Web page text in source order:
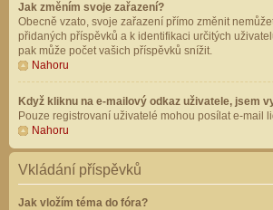
Jak změním svoje zařazení?
Obecně vzato, svoje zařazení přímo změnit
přidaných příspěvků a k identifikaci určitých
pak může počet vašich příspěvků snížit.
Nahoru
Když kliknu na e-mailový odkaz uživatele, jsem
Pouze registrovaní uživatelé mohou posílat e-mail
Nahoru
Vkládání příspěvků
Jak vložím téma do fóra?